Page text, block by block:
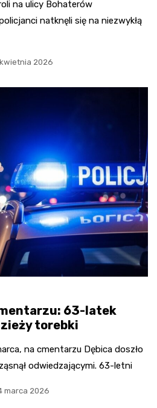
na ulicy Bohaterów
natknęli się na niezwykłą
2026
63-latek
torebki
na cmentarzu Dębica doszło
odwiedzającymi. 63-letni
marca 2026